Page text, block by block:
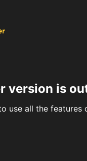
version is
use all the